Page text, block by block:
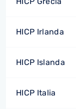
HICP Irlanda
HICP Islanda
HICP Italia